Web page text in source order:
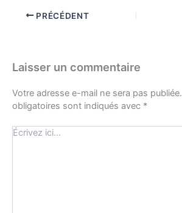
PRÉCÉDENT
Laisser un commentaire
Votre adresse e-mail ne sera pas publiée.
obligatoires sont indiqués avec *
Écrivez